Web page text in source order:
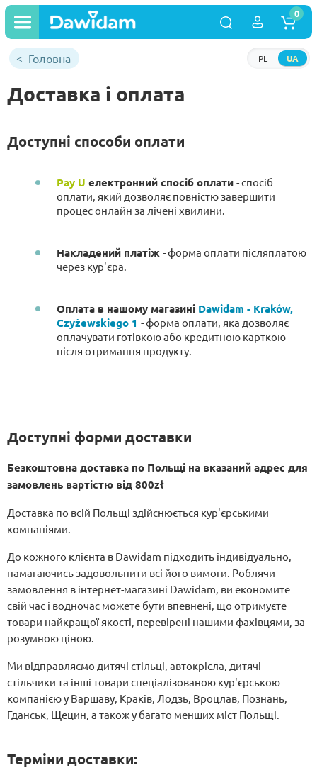
PL UA
0
Головна
Доставка і оплата
Доступні способи оплати
Pay U електронний спосіб оплати - спосіб
оплати, який дозволяє повністю завершити
процес онлайн за лічені хвилини.
Накладений платіж - форма оплати післяплатою
через кур'єра.
Оплата в нашому магазині Dawidam - Kraków,
Czyżewskiego 1 - форма оплати, яка дозволяє
оплачувати готівкою або кредитною карткою
після отримання продукту.
Доступні форми доставки
Безкоштовна доставка по Польщі на вказаний адрес для
замовлень вартістю від 800zł
Доставка по всій Польщі здійснюється кур'єрськими
компаніями.
До кожного клієнта в Dawidam підходить індивідуально,
намагаючись задовольнити всі його вимоги. Роблячи
замовлення в інтернет-магазині Dawidam, ви економите
свій час і водночас можете бути впевнені, що отримуєте
товари найкращої якості, перевірені нашими фахівцями, за
розумною ціною.
Ми відправляємо дитячі стільці, автокрісла, дитячі
стільчики та інші товари спеціалізованою кур'єрською
компанією у Варшаву, Краків, Лодзь, Вроцлав, Познань,
Гданськ, Щецин, а також у багато менших міст Польщі.
Терміни доставки: